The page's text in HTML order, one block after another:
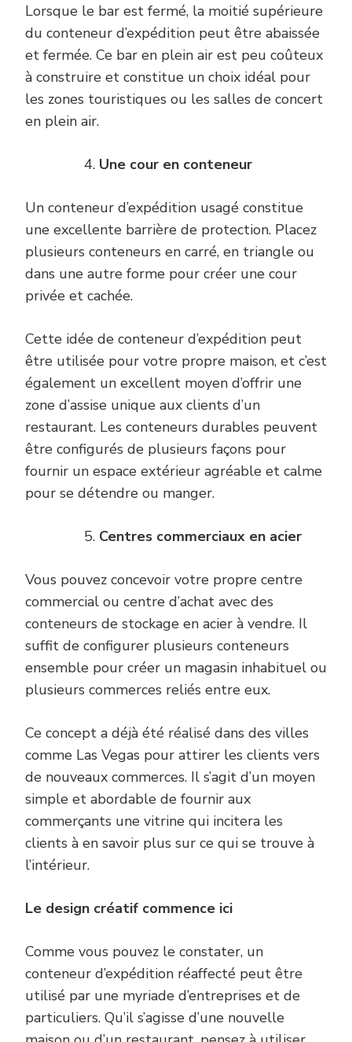
Lorsque le bar est fermé, la moitié supérieure
du conteneur d’expédition peut être abaissée
et fermée. Ce bar en plein air est peu coûteux
à construire et constitue un choix idéal pour
les zones touristiques ou les salles de concert
en plein air.
Une cour en conteneur
Un conteneur d’expédition usagé constitue
une excellente barrière de protection. Placez
plusieurs conteneurs en carré, en triangle ou
dans une autre forme pour créer une cour
privée et cachée.
Cette idée de conteneur d’expédition peut
être utilisée pour votre propre maison, et c’est
également un excellent moyen d’offrir une
zone d’assise unique aux clients d’un
restaurant. Les conteneurs durables peuvent
être configurés de plusieurs façons pour
fournir un espace extérieur agréable et calme
pour se détendre ou manger.
Centres commerciaux en acier
Vous pouvez concevoir votre propre centre
commercial ou centre d’achat avec des
conteneurs de stockage en acier à vendre. Il
suffit de configurer plusieurs conteneurs
ensemble pour créer un magasin inhabituel ou
plusieurs commerces reliés entre eux.
Ce concept a déjà été réalisé dans des villes
comme Las Vegas pour attirer les clients vers
de nouveaux commerces. Il s’agit d’un moyen
simple et abordable de fournir aux
commerçants une vitrine qui incitera les
clients à en savoir plus sur ce qui se trouve à
l’intérieur.
Le design créatif commence ici
Comme vous pouvez le constater, un
conteneur d’expédition réaffecté peut être
utilisé par une myriade d’entreprises et de
particuliers. Qu’il s’agisse d’une nouvelle